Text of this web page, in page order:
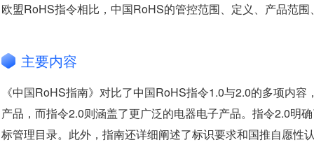
欧盟RoHS指令相比，中国RoHS的管控范围、定义、产品范
主要内容
《中国RoHS指南》对比了中国RoHS指令1.0与2.0的多项内
产品，而指令2.0则涵盖了更广泛的电器电子产品。指令2.0明
标管理目录。此外，指南还详细阐述了标识要求和国推自愿性